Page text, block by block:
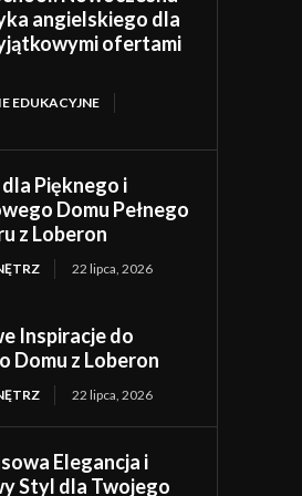
angielskiego dla
ofertami
EDUKACYJNE
Pięknego i
Domu Pełnego
z Loberon
22 lipca, 2026
Inspiracje do
Domu z Loberon
22 lipca, 2026
Elegancja i
Styl dla Twojego